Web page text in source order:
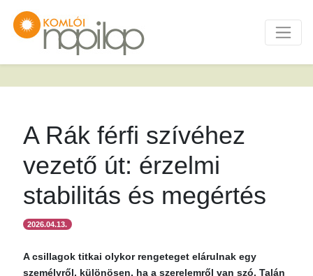
A Rák férfi szívéhez
vezető út: érzelmi
stabilitás és megértés
2026.04.13.
A csillagok titkai olykor rengeteget elárulnak egy
személyről, különösen, ha a szerelemről van szó. Talán